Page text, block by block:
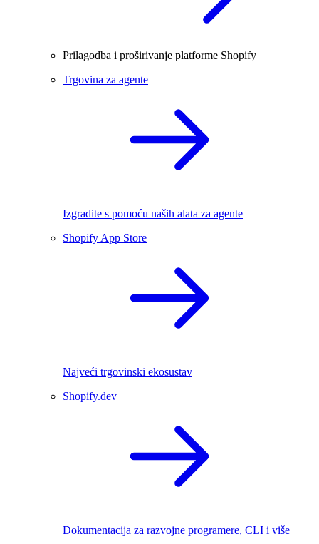
Prilagodba i proširivanje platforme Shopify
Trgovina za agente
Izgradite s pomoću naših alata za agente
Shopify App Store
Najveći trgovinski ekosustav
Shopify.dev
Dokumentacija za razvojne programere, CLI i više